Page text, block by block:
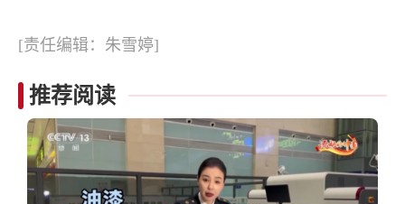
[责任编辑：朱雪婷]
推荐阅读